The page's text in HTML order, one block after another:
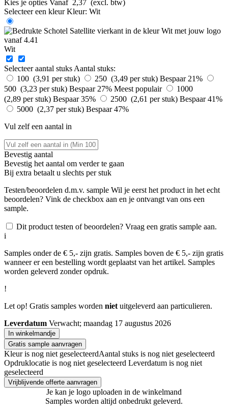
Kies je opties Vanaf 2,37 (excl. btw)
Selecteer een kleur Kleur: Wit
Wit
Selecteer aantal stuks Aantal stuks:
100 (3,91 per stuk)
250 (3,49 per stuk) Bespaar 21%
500 (3,23 per stuk) Bespaar 27% Meest populair
1000
(2,89 per stuk) Bespaar 35% 2500 (2,61 per stuk) Bespaar 41%
5000 (2,37 per stuk) Bespaar 47%
Vul zelf een aantal in
Bevestig aantal
Bevestig het aantal om verder te gaan
Bij extra betaalt u slechts per stuk
Testen/beoordelen d.m.v. sample Wil je eerst het product in het echt
beoordelen? Vink de checkbox aan en je ontvangt van ons een
sample.
Dit product testen of beoordelen? Vraag een gratis sample aan.
i
Samples onder de € 5,- zijn gratis. Samples boven de € 5,- zijn gratis
wanneer er een bestelling wordt geplaatst van het artikel. Samples
worden geleverd zonder opdruk.
!
Let op! Gratis samples worden niet uitgeleverd aan particulieren.
Leverdatum Verwacht; maandag 17 augustus 2026
In winkelmandje
Gratis sample aanvragen
Kleur is nog niet geselecteerdAantal stuks is nog niet geselecteerd
Opdruklocatie is nog niet geselecteerd Leverdatum is nog niet
geselecteerd
Vrijblijvende offerte aanvragen
Je kan je logo uploaden in de winkelmand
Samples worden altijd onbedrukt geleverd.